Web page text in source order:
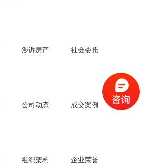
涉诉房产 社会委托
公司动态 成交案例
组织架构 企业荣誉